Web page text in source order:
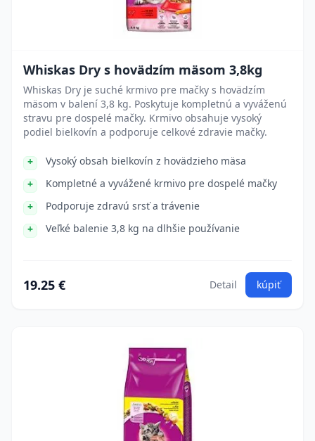
Whiskas Dry s hovädzím mäsom 3,8kg
Whiskas Dry je suché krmivo pre mačky s hovädzím
mäsom v balení 3,8 kg. Poskytuje kompletnú a vyváženú
stravu pre dospelé mačky. Krmivo obsahuje vysoký
podiel bielkovín a podporuje celkové zdravie mačky.
Vysoký obsah bielkovín z hovädzieho mäsa
Kompletné a vyvážené krmivo pre dospelé mačky
Podporuje zdravú srsť a trávenie
Veľké balenie 3,8 kg na dlhšie používanie
19.25 € Detail kúpiť